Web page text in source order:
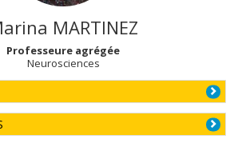
MARTINEZ
Professeure agrégée
Neurosciences